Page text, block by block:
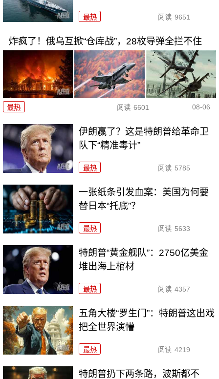
最热 阅读 9651
炸疯了！俄乌互掀“仓库战”，28枚导弹全拦不住
最热 阅读 6601 08-06
伊朗赢了？这是特朗普给革命卫
队下“精准毒计”
最热 阅读 5785
一张纸条引发血案：美国为何要
替日本“托底”？
最热 阅读 5633
特朗普“黄金舰队”：2750亿美金
堆出海上棺材
最热 阅读 4357
五角大楼“罗生门”：特朗普这出戏
把全世界演懵
最热 阅读 4219
特朗普扔下两条路，波斯都不